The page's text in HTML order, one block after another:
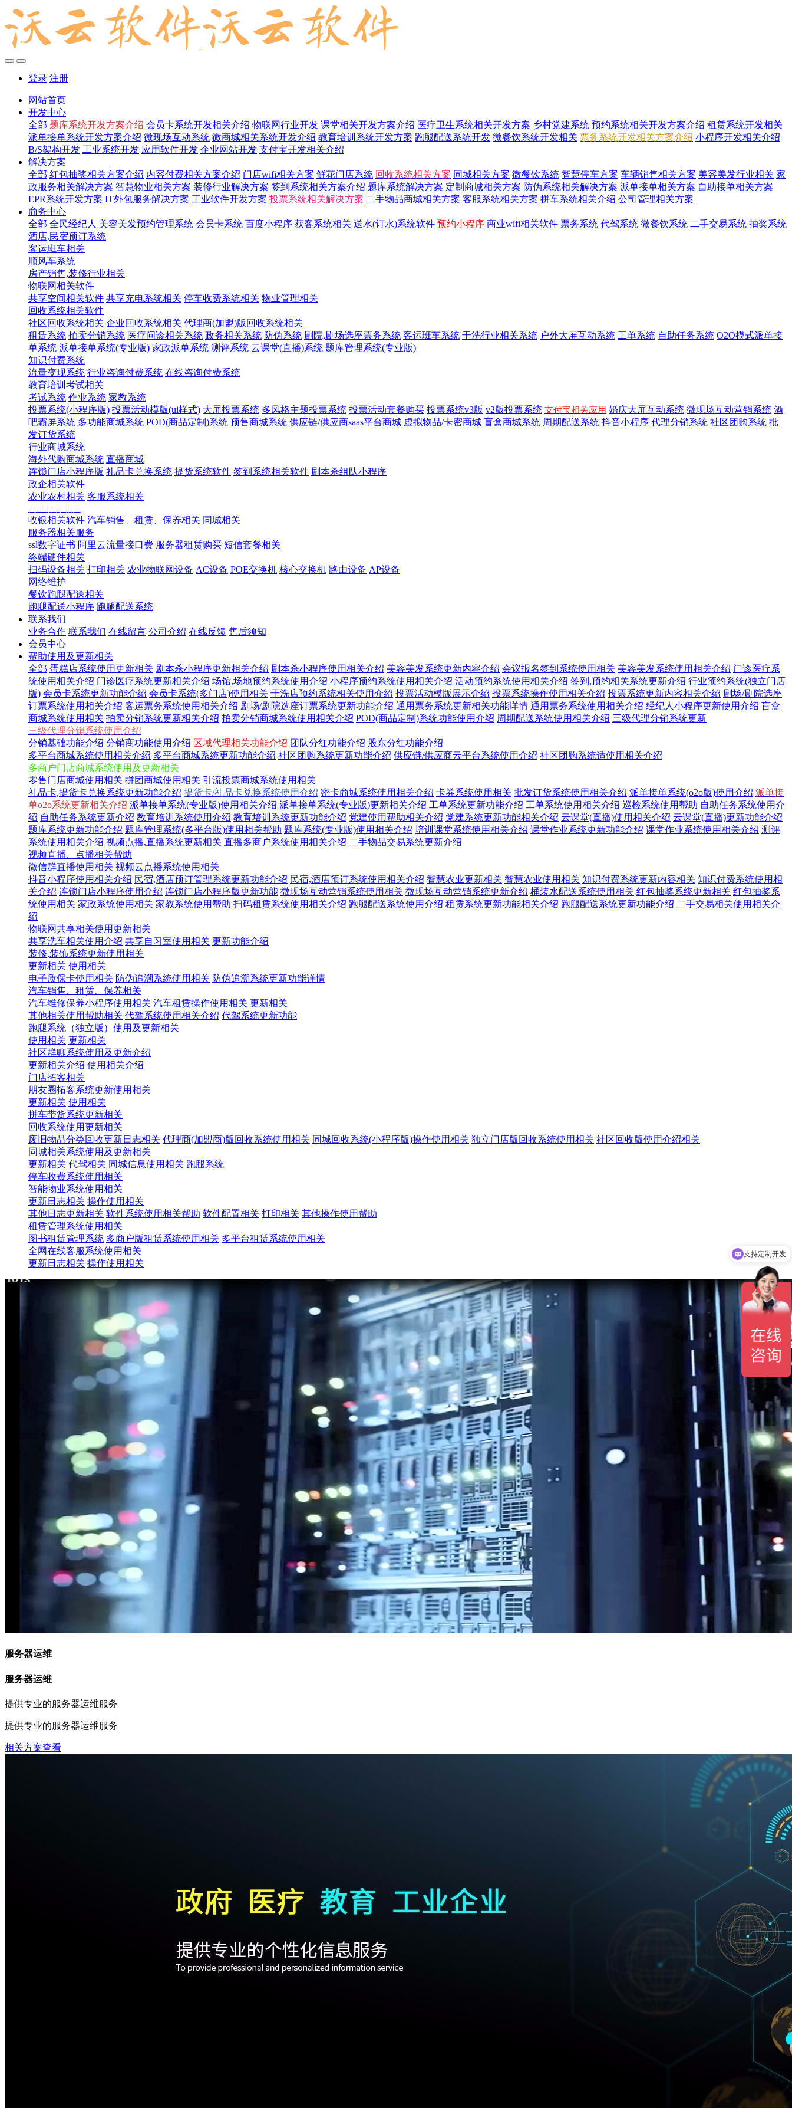
登录 注册
网站首页
开发中心
全部 题库系统开发方案介绍 会员卡系统开发相关介绍 物联网行业开发 课堂相关开发方案介绍 医疗卫生系统相关开发方案 乡村党建系统 预约系统相关开发方案介绍 租赁系统开发相关
派单接单系统开发方案介绍 微现场互动系统 微商城相关系统开发介绍 教育培训系统开发方案 跑腿配送系统开发 微餐饮系统开发相关 票务系统开发相关方案介绍 小程序开发相关介绍
B/S架构开发 工业系统开发 应用软件开发 企业网站开发 支付宝开发相关介绍
解决方案
全部 红包抽奖相关方案介绍 内容付费相关方案介绍 门店wifi相关方案 鲜花门店系统 回收系统相关方案 同城相关方案 微餐饮系统 智慧停车方案 车辆销售相关方案 美容美发行业相关 家
政服务相关解决方案 智慧物业相关方案 装修行业解决方案 签到系统相关方案介绍 题库系统解决方案 定制商城相关方案 防伪系统相关解决方案 派单接单相关方案 自助接单相关方案
EPR系统开发方案 IT外包服务解决方案 工业软件开发方案 投票系统相关解决方案 二手物品商城相关方案 客服系统相关方案 拼车系统相关介绍 公司管理相关方案
商务中心
全部 全民经纪人 美容美发预约管理系统 会员卡系统 百度小程序 获客系统相关 送水(订水)系统软件 预约小程序 商业wifi相关软件 票务系统 代驾系统 微餐饮系统 二手交易系统 抽奖系统
酒店,民宿预订系统
客运班车相关
顺风车系统
房产销售,装修行业相关
物联网相关软件
共享空间相关软件 共享充电系统相关 停车收费系统相关 物业管理相关
回收系统相关软件
社区回收系统相关 企业回收系统相关 代理商(加盟)版回收系统相关
租赁系统 拍卖分销系统 医疗问诊相关系统 政务相关系统 防伪系统 剧院,剧场选座票务系统 客运班车系统 干洗行业相关系统 户外大屏互动系统 工单系统 自助任务系统 O2O模式派单接
单系统 派单接单系统(专业版) 家政派单系统 测评系统 云课堂(直播)系统 题库管理系统(专业版)
知识付费系统
流量变现系统 行业咨询付费系统 在线咨询付费系统
教育培训考试相关
考试系统 作业系统 家教系统
投票系统(小程序版) 投票活动模版(ui样式) 大屏投票系统 多风格主题投票系统 投票活动套餐购买 投票系统v3版 v2版投票系统 支付宝相关应用 婚庆大屏互动系统 微现场互动营销系统 酒
吧霸屏系统 多功能商城系统 POD(商品定制)系统 预售商城系统 供应链/供应商saas平台商城 虚拟物品/卡密商城 盲盒商城系统 周期配送系统 抖音小程序 代理分销系统 社区团购系统 批
发订货系统
行业商城系统
海外代购商城系统 直播商城
连锁门店小程序版 礼品卡兑换系统 提货系统软件 签到系统相关软件 剧本杀组队小程序
政企相关软件
农业农村相关 客服系统相关
收银相关软件 汽车销售、租赁、保养相关 同城相关
服务器相关服务
ssl数字证书 阿里云流量接口费 服务器租赁购买 短信套餐相关
终端硬件相关
扫码设备相关 打印相关 农业物联网设备 AC设备 POE交换机 核心交换机 路由设备 AP设备
网络维护
餐饮跑腿配送相关
跑腿配送小程序 跑腿配送系统
联系我们
业务合作 联系我们 在线留言 公司介绍 在线反馈 售后须知
会员中心
帮助使用及更新相关
全部 蛋糕店系统使用更新相关 剧本杀小程序更新相关介绍 剧本杀小程序使用相关介绍 美容美发系统更新内容介绍 会议报名签到系统使用相关 美容美发系统使用相关介绍 门诊医疗系
统使用相关介绍 门诊医疗系统更新相关介绍 场馆,场地预约系统使用介绍 小程序预约系统使用相关介绍 活动预约系统使用相关介绍 签到,预约相关系统更新介绍 行业预约系统(独立门店
版) 会员卡系统更新功能介绍 会员卡系统(多门店)使用相关 干洗店预约系统相关使用介绍 投票活动模版展示介绍 投票系统操作使用相关介绍 投票系统更新内容相关介绍 剧场/剧院选座
订票系统使用相关介绍 客运票务系统使用相关介绍 剧场/剧院选座订票系统更新功能介绍 通用票务系统更新相关功能详情 通用票务系统使用相关介绍 经纪人小程序更新使用介绍 盲盒
商城系统使用相关 拍卖分销系统更新相关介绍 拍卖分销商城系统使用相关介绍 POD(商品定制)系统功能使用介绍 周期配送系统使用相关介绍 三级代理分销系统更新
三级代理分销系统使用介绍
分销基础功能介绍 分销商功能使用介绍 区域代理相关功能介绍 团队分红功能介绍 股东分红功能介绍
多平台商城系统使用相关介绍 多平台商城系统更新功能介绍 社区团购系统更新功能介绍 供应链/供应商云平台系统使用介绍 社区团购系统适使用相关介绍
多商户门店商城系统使用及更新相关
零售门店商城使用相关 拼团商城使用相关 引流投票商城系统使用相关
礼品卡,提货卡兑换系统更新功能介绍 提货卡/礼品卡兑换系统使用介绍 密卡商城系统使用相关介绍 卡券系统使用相关 批发订货系统使用相关介绍 派单接单系统(o2o版)使用介绍 派单接
单o2o系统更新相关介绍 派单接单系统(专业版)使用相关介绍 派单接单系统(专业版)更新相关介绍 工单系统更新功能介绍 工单系统使用相关介绍 巡检系统使用帮助 自助任务系统使用介
绍 自助任务系统更新介绍 教育培训系统使用介绍 教育培训系统更新功能介绍 党建使用帮助相关介绍 党建系统更新功能相关介绍 云课堂(直播)使用相关介绍 云课堂(直播)更新功能介绍
题库系统更新功能介绍 题库管理系统(多平台版)使用相关帮助 题库系统(专业版)使用相关介绍 培训课堂系统使用相关介绍 课堂作业系统更新功能介绍 课堂作业系统使用相关介绍 测评
系统使用相关介绍 视频点播,直播系统更新相关 直播多商户系统使用相关介绍 二手物品交易系统更新介绍
视频直播、点播相关帮助
微信群直播使用相关 视频云点播系统使用相关
抖音小程序使用相关介绍 民宿,酒店预订管理系统更新功能介绍 民宿,酒店预订系统使用相关介绍 智慧农业更新相关 智慧农业使用相关 知识付费系统更新内容相关 知识付费系统使用相
关介绍 连锁门店小程序使用介绍 连锁门店小程序版更新功能 微现场互动营销系统使用相关 微现场互动营销系统更新介绍 桶装水配送系统使用相关 红包抽奖系统更新相关 红包抽奖系
统使用相关 家政系统使用相关 家教系统使用帮助 扫码租赁系统使用相关介绍 跑腿配送系统使用介绍 租赁系统更新功能相关介绍 跑腿配送系统更新功能介绍 二手交易相关使用相关介
绍
物联网共享相关使用更新相关
共享洗车相关使用介绍 共享自习室使用相关 更新功能介绍
装修,装饰系统更新使用相关
更新相关 使用相关
电子质保卡使用相关 防伪追溯系统使用相关 防伪追溯系统更新功能详情
汽车销售、租赁、保养相关
汽车维修保养小程序使用相关 汽车租赁操作使用相关 更新相关
其他相关使用帮助相关 代驾系统使用相关介绍 代驾系统更新功能
跑腿系统（独立版）使用及更新相关
使用相关 更新相关
社区群聊系统使用及更新介绍
更新相关介绍 使用相关介绍
门店拓客相关
朋友圈拓客系统更新使用相关
更新相关 使用相关
拼车带货系统更新相关
回收系统使用更新相关
废旧物品分类回收更新日志相关 代理商(加盟商)版回收系统使用相关 同城回收系统(小程序版)操作使用相关 独立门店版回收系统使用相关 社区回收版使用介绍相关
同城相关系统使用及更新相关
更新相关 代驾相关 同城信息使用相关 跑腿系统
停车收费系统使用相关
智能物业系统使用相关
更新日志相关 操作使用相关
其他日志更新相关 软件系统使用相关帮助 软件配置相关 打印相关 其他操作使用帮助
租赁管理系统使用相关
图书租赁管理系统 多商户版租赁系统使用相关 多平台租赁系统使用相关
全网在线客服系统使用相关
更新日志相关 操作使用相关
服务器运维
服务器运维
提供专业的服务器运维服务
提供专业的服务器运维服务
相关方案查看
软件一次性收费